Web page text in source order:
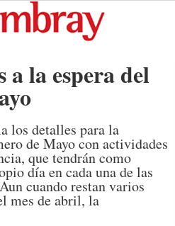
la espera del
los detalles para la
de Mayo con actividades
que tendrán como
día en cada una de las
cuando restan varios
mes de abril, la